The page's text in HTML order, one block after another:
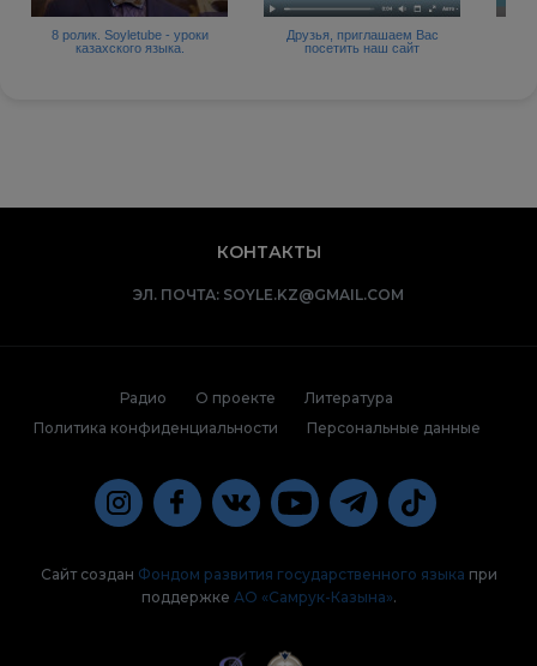
8 ролик. Soyletube - уроки
казахского языка.
Друзья, приглашаем Вас
посетить наш сайт
КОНТАКТЫ
ЭЛ. ПОЧТА: SOYLE.KZ@GMAIL.COM
Радио О проекте
Литература
Политика конфиденциальности
Персональные данные
Сайт создан Фондом развития государственного языка при
поддержке АО «Самрук-Казына».